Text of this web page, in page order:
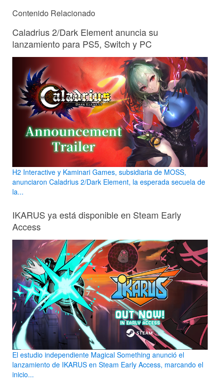
Contenido Relacionado
Caladrius 2/Dark Element anuncia su
lanzamiento para PS5, Switch y PC
H2 Interactive y Kaminari Games, subsidiaria de MOSS,
anunciaron Caladrius 2/Dark Element, la esperada secuela de
la...
IKARUS ya está disponible en Steam Early
Access
El estudio independiente Magical Something anunció el
lanzamiento de IKARUS en Steam Early Access, marcando el
inicio...